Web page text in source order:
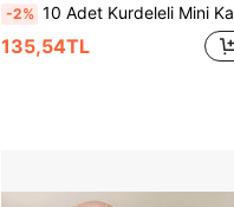
-2% 10 Adet Kurdeleli Mini Kağıt Hediye Torbası, Düğün, Doğum Günü Partisi, Hediye Paketleme, Alışveriş Torbaları, Parti Hediyeleri İçin Katlanabilir Ambalaj Torbaları, Kurdelelerle Süslenmiş, Parti Hediyeleri, Doğum Günü Süslemeleri, Hediye Paketleme, Tatil Hediyeleri, Küçük Eşya Saklama, Düğün Partisi Süslemeleri, Gelin Duşu Hediyeleri, Düğün Misafir Hediyeleri, Sevgililer Günü Hediyeleri, Anneler Günü Hediyeleri, Tatil Hediyeleri vb. İçin İdealdir.
135,54TL